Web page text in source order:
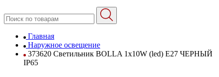
Главная
Наружное освещение
373620 Светильник BOLLA 1x10W (led) E27 ЧЕРНЫЙ
IP65